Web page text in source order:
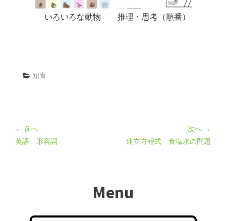
いろいろな動物 推理・思考（順番）
知育
← 前へ
英語 形容詞
次へ →
連立方程式 食塩水の問題
Menu